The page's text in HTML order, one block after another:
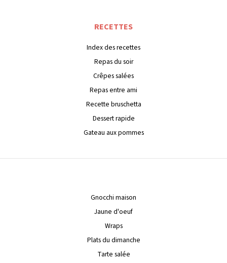
RECETTES
Index des recettes
Repas du soir
Crêpes salées
Repas entre ami
Recette bruschetta
Dessert rapide
Gateau aux pommes
Gnocchi maison
Jaune d'oeuf
Wraps
Plats du dimanche
Tarte salée